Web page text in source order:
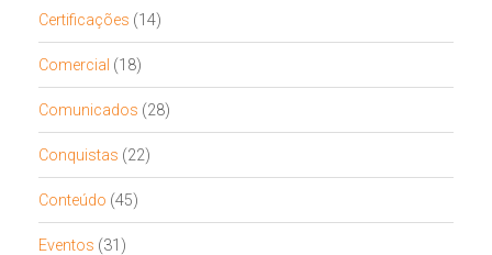
Certificações (14)
Comercial (18)
Comunicados (28)
Conquistas (22)
Conteúdo (45)
Eventos (31)